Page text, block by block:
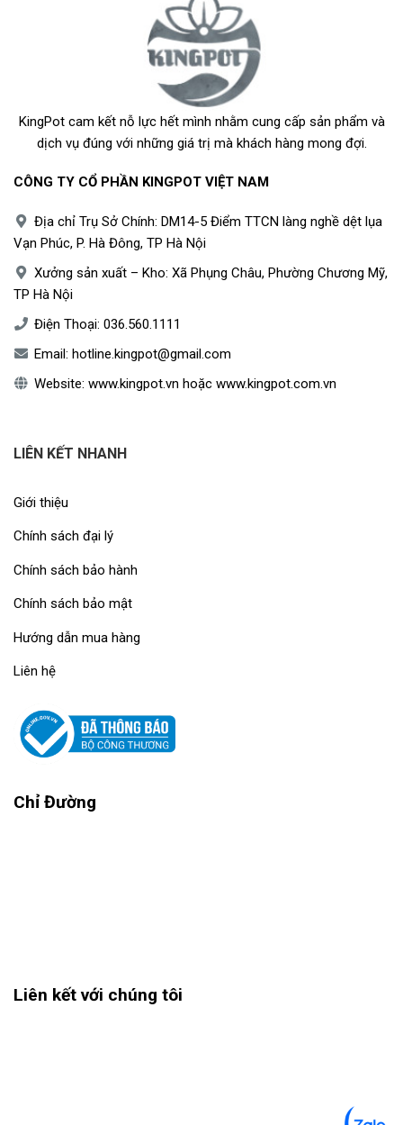
KingPot cam kết nỗ lực hết mình nhằm cung cấp sản phẩm và
dịch vụ đúng với những giá trị mà khách hàng mong đợi.
CÔNG TY CỔ PHẦN KINGPOT VIỆT NAM
Địa chỉ Trụ Sở Chính: DM14-5 Điểm TTCN làng nghề dệt lụa
Vạn Phúc, P. Hà Đông, TP Hà Nội
Xưởng sản xuất – Kho: Xã Phụng Châu, Phường Chương Mỹ,
TP Hà Nội
Điện Thoại: 036.560.1111
Email: hotline.kingpot@gmail.com
Website: www.kingpot.vn hoặc www.kingpot.com.vn
LIÊN KẾT NHANH
Giới thiệu
Chính sách đại lý
Chính sách bảo hành
Chính sách bảo mật
Hướng dẫn mua hàng
Liên hệ
Chỉ Đường
Liên kết với chúng tôi